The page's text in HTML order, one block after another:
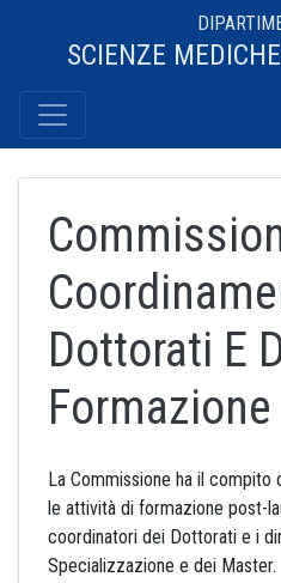
SCIENZE
Dottorati E
Formazione
La Commissione ha il
le attività di formazione post-
coordinatori dei Dottorati e i
Specializzazione e dei Master.